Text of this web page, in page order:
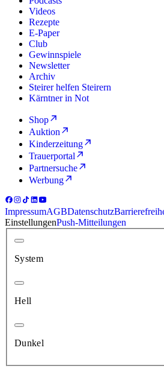
Videos
Rezepte
E-Paper
Club
Gewinnspiele
Newsletter
Archiv
Steirer helfen Steirern
Kärntner in Not
Shop
Auktion
Kinderzeitung
Trauerportal
Partnersuche
Werbung
ImpressumAGBDatenschutz
EinstellungenPush-Mitteilungen
System
Hell
Dunkel